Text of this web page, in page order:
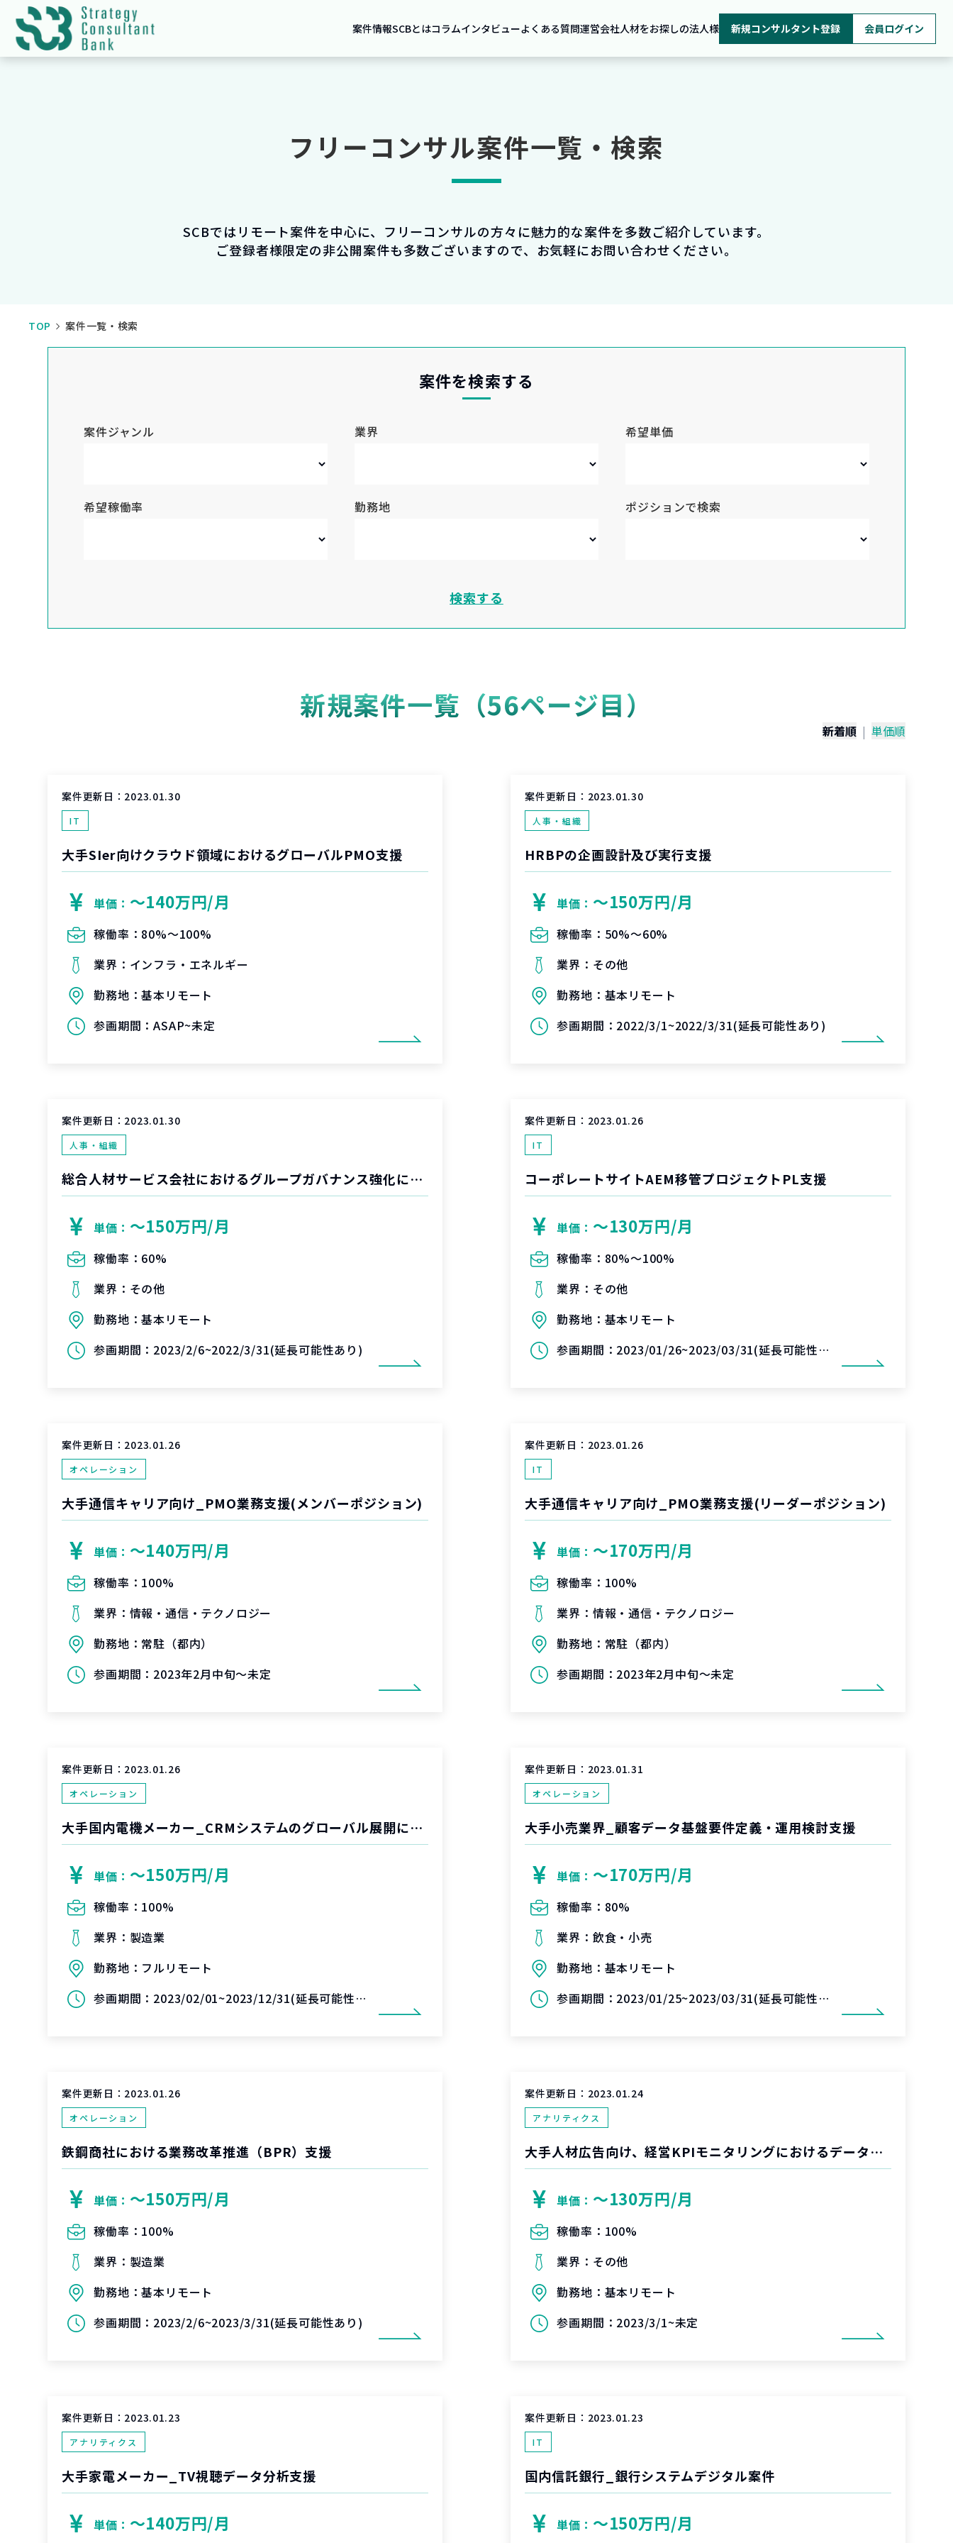
案件情報SCBとはコラムインタビューよくある質問運営会社人材をお探しの法人様 新規コンサルタント登録 会員ログイン
フリーコンサル案件一覧・検索
SCBではリモート案件を中心に、フリーコンサルの方々に魅力的な案件を多数ご紹介しています。
ご登録者様限定の非公開案件も多数ございますので、お気軽にお問い合わせください。
TOP 案件一覧・検索
案件を検索する
案件ジャンル 業界 希望単価
希望稼働率 勤務地 ポジションで検索
新規案件一覧（56ページ目）
新着順 | 単価順
案件更新日： 2023.01.30
IT
大手SIer向けクラウド領域におけるグローバルPMO支援
単価： 〜140万円/月
稼働率： 80%〜100%
業界： インフラ・エネルギー
勤務地：基本リモート
参画期間：ASAP~未定
案件更新日： 2023.01.30
人事・組織
HRBPの企画設計及び実行支援
単価： 〜150万円/月
稼働率： 50%〜60%
業界： その他
勤務地： 基本リモート
参画期間： 2022/3/1~2022/3/31(延長可能性あり)
案件更新日： 2023.01.30
人事・組織
総合人材サービス会社におけるグループガバナンス強化に向けた戦略検討
単価： 〜150万円/月
稼働率： 60%
業界： その他
勤務地：基本リモート
参画期間： 2023/2/6~2022/3/31(延長可能性あり)
案件更新日： 2023.01.26
IT
コーポレートサイトAEM移管プロジェクトPL支援
単価： 〜130万円/月
稼働率： 80%〜100%
業界： その他
勤務地： 基本リモート
参画期間： 2023/01/26~2023/03/31(延長可能性あり)
案件更新日： 2023.01.26
オペレーション
大手通信キャリア向け_PMO業務支援(メンバーポジション)
単価： 〜140万円/月
稼働率： 100%
業界： 情報・通信・テクノロジー
勤務地： 常駐（都内）
参画期間： 2023年2月中旬～未定
案件更新日： 2023.01.26
IT
大手通信キャリア向け_PMO業務支援(リーダーポジション)
単価： 〜170万円/月
稼働率： 100%
業界： 情報・通信・テクノロジー
勤務地： 常駐（都内）
参画期間： 2023年2月中旬～未定
案件更新日： 2023.01.26
オペレーション
大手国内電機メーカー_CRMシステムのグローバル展開における海外個人情報保護法制の影響分析・対策検討・適用推進
単価： 〜150万円/月
稼働率： 100%
業界： 製造業
勤務地： フルリモート
参画期間： 2023/02/01~2023/12/31(延長可能性あり)
案件更新日： 2023.01.31
オペレーション
大手小売業界_顧客データ基盤要件定義・運用検討支援
単価： 〜170万円/月
稼働率： 80%
業界： 飲食・小売
勤務地： 基本リモート
参画期間： 2023/01/25~2023/03/31(延長可能性あり)
案件更新日： 2023.01.26
オペレーション
鉄鋼商社における業務改革推進（BPR）支援
単価： 〜150万円/月
稼働率： 100%
業界： 製造業
勤務地：基本リモート
参画期間： 2023/2/6~2023/3/31(延長可能性あり)
案件更新日： 2023.01.24
アナリティクス
大手人材広告向け、経営KPIモニタリングにおけるデータマート開発支援
単価： 〜130万円/月
稼働率： 100%
業界： その他
勤務地： 基本リモート
参画期間： 2023/3/1~未定
案件更新日： 2023.01.23
アナリティクス
大手家電メーカー_TV視聴データ分析支援
単価： 〜140万円/月
案件更新日： 2023.01.23
IT
国内信託銀行_銀行システムデジタル案件
単価： 〜150万円/月